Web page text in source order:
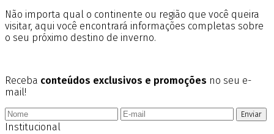
Não importa qual o continente ou região que você queira
visitar, aqui você encontrará informações completas sobre
o seu próximo destino de inverno.
Receba conteúdos exclusivos e promoções no seu e-
mail!
Enviar
Institucional